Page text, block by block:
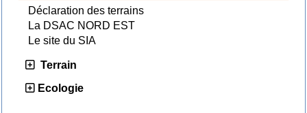
Déclaration des terrains
La DSAC NORD EST
Le site du SIA
Terrain
Ecologie